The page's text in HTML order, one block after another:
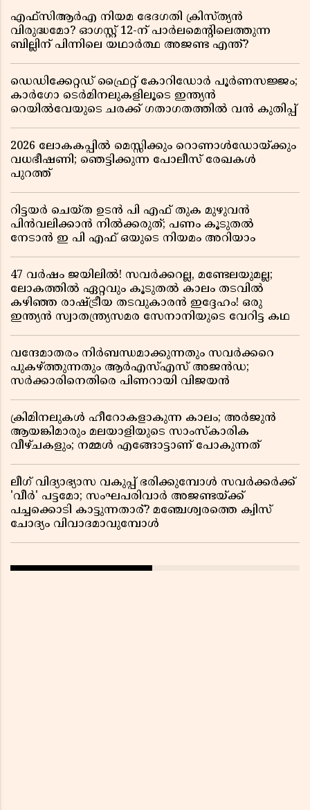
എഫ്സിആർഎ നിയമ ഭേദഗതി ക്രിസ്ത്യൻ
വിരുദ്ധമോ? ഓഗസ്റ്റ് 12-ന് പാർലമെന്റിലെത്തുന്ന
ബില്ലിന് പിന്നിലെ യഥാർത്ഥ അജണ്ട എന്ത്?
ഡെഡിക്കേറ്റഡ് ഫ്രൈറ്റ് കോറിഡോർ പൂർണസജ്ജം;
കാർഗോ ടെർമിനലുകളിലൂടെ ഇന്ത്യൻ
റെയിൽവേയുടെ ചരക്ക് ഗതാഗതത്തിൽ വൻ കുതിപ്പ്
2026 ലോകകപ്പിൽ മെസ്സിക്കും റൊണാൾഡോയ്ക്കും
വധഭീഷണി; ഞെട്ടിക്കുന്ന പോലീസ് രേഖകൾ
പുറത്ത്
റിട്ടയർ ചെയ്ത ഉടൻ പി എഫ് തുക മുഴുവൻ
പിൻവലിക്കാൻ നിൽക്കരുത്; പണം കൂടുതൽ
നേടാൻ ഇ പി എഫ് ഒയുടെ നിയമം അറിയാം
47 വർഷം ജയിലിൽ! സവർക്കറല്ല, മണ്ടേലയുമല്ല;
ലോകത്തിൽ ഏറ്റവും കൂടുതൽ കാലം തടവിൽ
കഴിഞ്ഞ രാഷ്ട്രീയ തടവുകാരൻ ഇദ്ദേഹം! ഒരു
ഇന്ത്യൻ സ്വാതന്ത്ര്യസമര സേനാനിയുടെ വേറിട്ട കഥ
വന്ദേമാതരം നിർബന്ധമാക്കുന്നതും സവർക്കറെ
പുകഴ്ത്തുന്നതും ആർഎസ്എസ് അജൻഡ;
സർക്കാരിനെതിരെ പിണറായി വിജയൻ
ക്രിമിനലുകൾ ഹീറോകളാകുന്ന കാലം; അർജുൻ
ആയങ്കിമാരും മലയാളിയുടെ സാംസ്കാരിക
വീഴ്ചകളും; നമ്മൾ എങ്ങോട്ടാണ് പോകുന്നത്
ലീഗ് വിദ്യാഭ്യാസ വകുപ്പ് ഭരിക്കുമ്പോൾ സവർക്കർക്ക്
'വീർ' പട്ടമോ; സംഘപരിവാർ അജണ്ടയ്ക്ക്
പച്ചക്കൊടി കാട്ടുന്നതാര്? മഞ്ചേശ്വരത്തെ ക്വിസ്
ചോദ്യം വിവാദമാവുമ്പോൾ